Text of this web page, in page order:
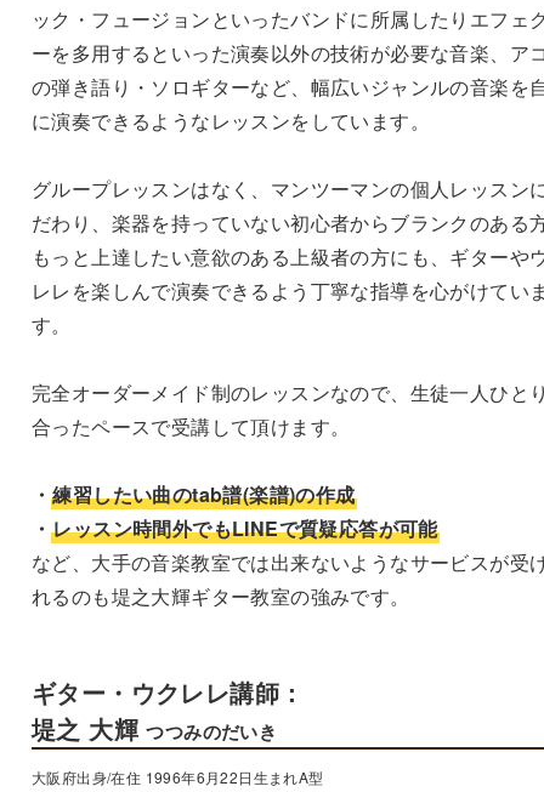
ック・フュージョンといったバンドに所属したりエフェ
ーを多用するといった演奏以外の技術が必要な音楽、ア
の弾き語り・ソロギターなど、幅広いジャンルの音楽を
に演奏できるようなレッスンをしています。
グループレッスンはなく、マンツーマンの個人レッスン
だわり、楽器を持っていない初心者からブランクのある
もっと上達したい意欲のある上級者の方にも、ギターや
レレを楽しんで演奏できるよう丁寧な指導を心がけてい
す。
完全オーダーメイド制のレッスンなので、生徒一人ひと
合ったペースで受講して頂けます。
・練習したい曲のtab譜(楽譜)の作成
・レッスン時間外でもLINEで質疑応答が可能
など、大手の音楽教室では出来ないようなサービスが受
れるのも堤之大輝ギター教室の強みです。
ギター・ウクレレ講師：
堤之 大輝つつみのだいき
大阪府出身/在住 1996年6月22日生まれA型